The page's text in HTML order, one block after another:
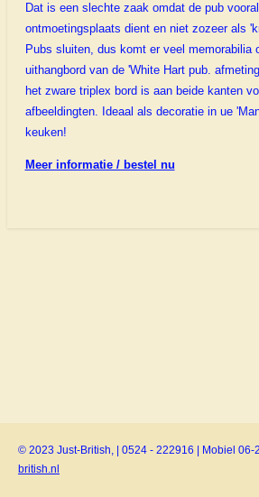
Dat is een slechte zaak omdat de pub
ontmoetingsplaats dient en niet zozeer als
Pubs sluiten, dus komt er veel memorabilia
uithangbord van de 'White Hart pub.
het zware triplex bord is aan beide kanten
afbeeldingten. Ideaal als decoratie in ue
keuken!
Meer informatie / bestel nu
© 2023 Just-British, | 0524 - 222916 | Mobiel 06-
british.nl